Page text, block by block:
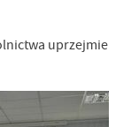
uprzejmie